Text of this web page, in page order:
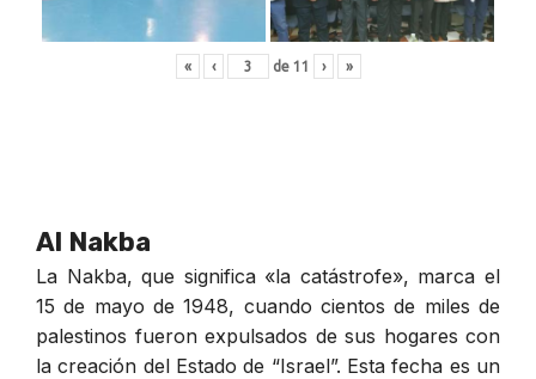
« ‹ de 11 › »
Al Nakba
La Nakba, que significa «la catástrofe», marca el
15 de mayo de 1948, cuando cientos de miles de
palestinos fueron expulsados de sus hogares con
la creación del Estado de “Israel”. Esta fecha es un